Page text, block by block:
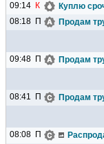
09:14 К Куплю
08:18 П Продам
09:48 П Продам
08:41 П Продам
08:08 П